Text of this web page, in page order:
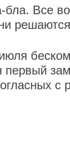
бла. Все
первый